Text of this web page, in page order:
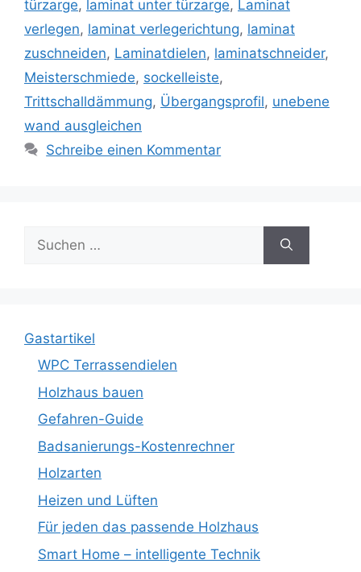
türzarge, laminat unter türzarge, Laminat
verlegen, laminat verlegerichtung, laminat
zuschneiden, Laminatdielen, laminatschneider,
Meisterschmiede, sockelleiste,
Trittschalldämmung, Übergangsprofil, unebene
wand ausgleichen
Schreibe einen Kommentar
nach:
Gastartikel
WPC Terrassendielen
Holzhaus bauen
Gefahren-Guide
Badsanierungs-Kostenrechner
Holzarten
Heizen und Lüften
Für jeden das passende Holzhaus
Smart Home – intelligente Technik